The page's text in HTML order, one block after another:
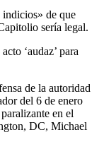
de que
sería legal.
‘audaz’ para
de la autoridad
del 6 de enero
en el
DC, Michael